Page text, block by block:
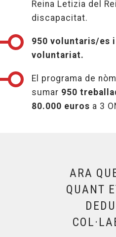
Reina Letizia del
discapacitat.
950 voluntaris/es
voluntariat.
El programa de
sumar 950
80.000 euros a 3
ARA
QUANT